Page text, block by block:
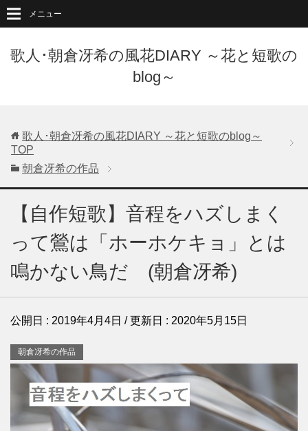
歌人･朝倉冴希の風花DIARY ～花と短歌の
blog～
メニュー
歌人･朝倉冴希の風花DIARY ～花と短歌のblog～
TOP
朝倉冴希の作品
【自作短歌】音程をハズしまく
って鶯は「ホーホケキョ」とは
鳴かない鳥だ (朝倉冴希)
公開日 : 2019年4月4日 / 更新日 : 2020年5月15日
朝倉冴希の作品